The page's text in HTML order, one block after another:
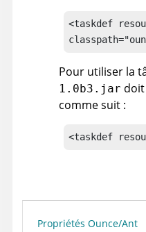
<taskdef
Pour utiliser la
1.0b3.jar
comme suit :
<taskdef
Propriétés Ounce/Ant